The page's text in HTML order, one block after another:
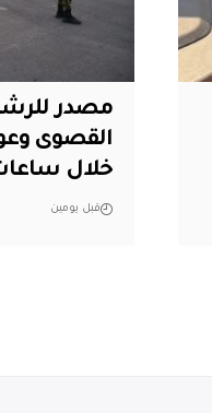
مصدر
القصوى
خلال
قبل يومين